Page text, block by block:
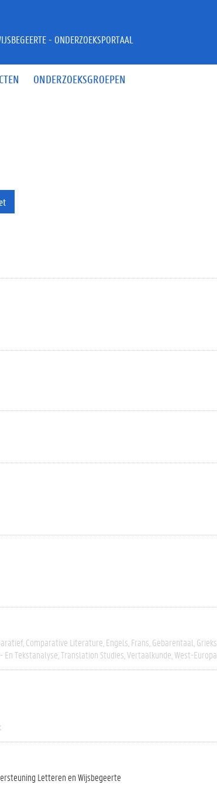
ONDERZOEKSGROEPEN
- ONDERZOEKSPORTAAL
Comparative Literature Engels Frans Gebarentaal Grieks
En Tekstanalyse Translation Studies Vertaalkunde West-Europa
Letteren en Wijsbegeerte